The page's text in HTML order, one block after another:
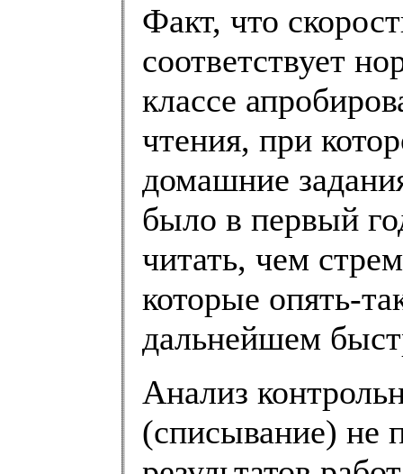
Факт, что
соответствует
классе
чтения, при
домашние
было в первый
читать, чем
которые опять-
дальнейшем
Анализ
(списывание) не